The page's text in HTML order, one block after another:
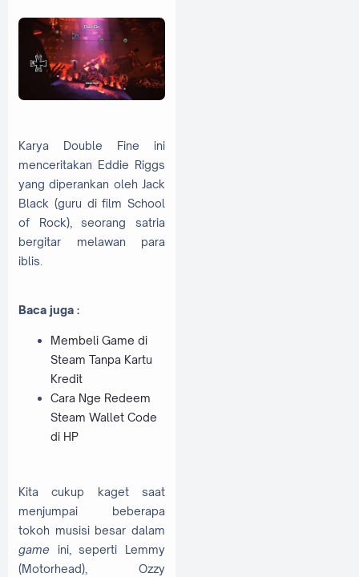
Karya Double Fine ini
menceritakan Eddie Riggs
yang diperankan oleh Jack
Black (guru di film School
of Rock), seorang satria
bergitar melawan para
iblis.
Baca juga :
Membeli Game di
Steam Tanpa Kartu
Kredit
Cara Nge Redeem
Steam Wallet Code
di HP
Kita cukup kaget saat
menjumpai beberapa
tokoh musisi besar dalam
game ini, seperti Lemmy
(Motorhead), Ozzy